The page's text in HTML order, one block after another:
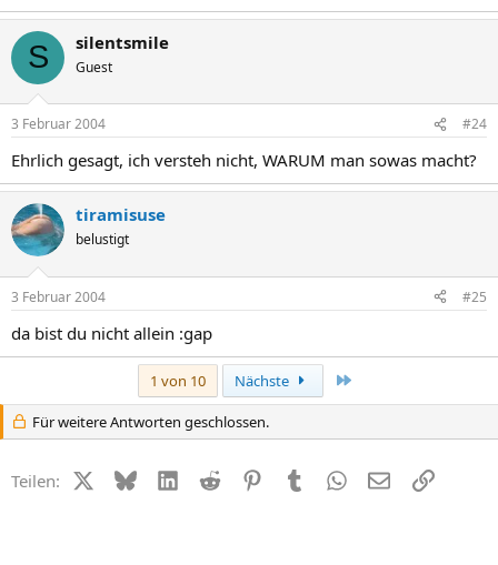
S silentsmile
Guest
3 Februar 2004 #24
Ehrlich gesagt, ich versteh nicht, WARUM man sowas macht?
tiramisuse
belustigt
3 Februar 2004 #25
da bist du nicht allein :gap
1 von 10 Nächste
Für weitere Antworten geschlossen.
Teilen: X (Twitter)
BlueskyLinkedIn
Reddit PinterestTumblr WhatsApp
E-MailLink